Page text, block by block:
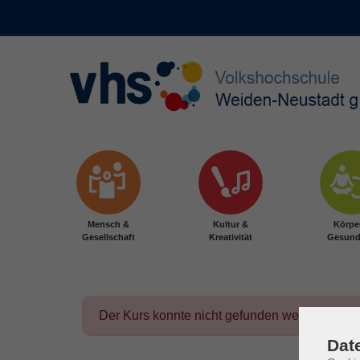
Mensch &
Gesellschaft
Kultur &
Kreativität
Der Kurs konnte nicht gefunden werden.